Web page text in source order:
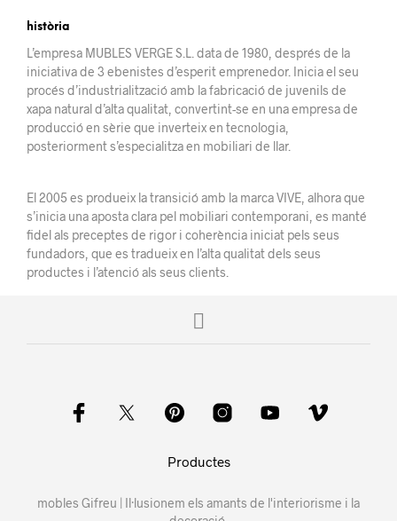
història
L’empresa MUBLES VERGE S.L. data de 1980, després de la
iniciativa de 3 ebenistes d’esperitemprenedor. Inicia el seu
procés d’industrialització amb la fabricació de juvenils de
xapa natural d’alta qualitat, convertint-se en una empresa de
producció en sèrie que inverteixen tecnologia,
posteriorment s’especialitza en mobiliari de llar.
El 2005 es produeix latransició amb la marca VIVE, alhora que
s’inicia una aposta clara pel mobiliari contemporani , es manté
fidel als preceptes de rigor i coherència iniciat pels seus
fundadors, que es tradueixen l’altaqualitat dels seus
productes i l’atenció als seus clients.
Productes
mobles Gifreu | Il·lusionem els amants de l'interiorisme i la